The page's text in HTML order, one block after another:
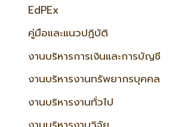
EdPEx
คู่มือและแนวปฏิบัติ
งานบริหารการเงินและการบัญชี
งานบริหารงานทรัพยากรบุคคล
งานบริหารงานทั่วไป